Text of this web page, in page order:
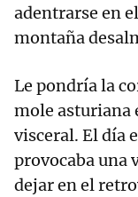
adentrarse en
montaña
Le pondría la
mole asturiana
visceral. El día
provocaba una
dejar en el